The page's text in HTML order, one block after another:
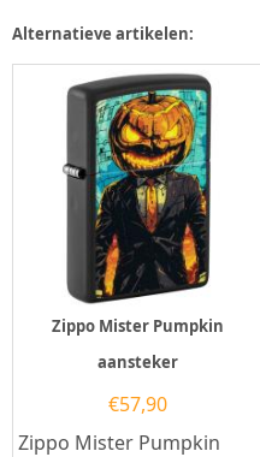
Alternatieve artikelen:
Zippo Mister Pumpkin
aansteker
€57,90
Zippo Mister Pumpkin